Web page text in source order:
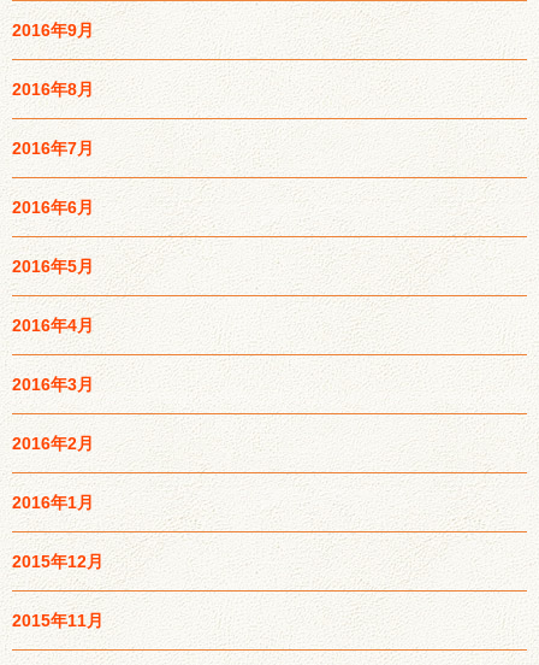
2016年9月
2016年8月
2016年7月
2016年6月
2016年5月
2016年4月
2016年3月
2016年2月
2016年1月
2015年12月
2015年11月